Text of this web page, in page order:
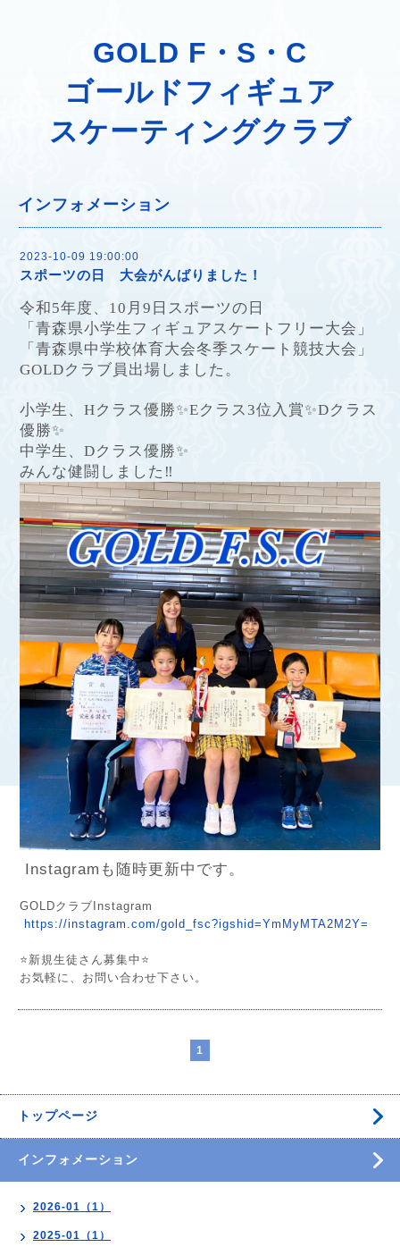
GOLD F・S・C
ゴールドフィギュア
スケーティングクラブ
インフォメーション
2023-10-09 19:00:00
スポーツの日 大会がんばりました！
令和5年度、 10 月 9 日スポーツの日
「青森県小学生フィギュアスケートフリー大会」
「青森県中学校体育大会冬季スケート競技大会」
GOLDクラブ員出場しました。
小学生、 Hクラス優勝✨Eクラス3位入賞✨Dクラス
優勝✨
中学生、 Dクラス優勝✨
みんな健闘しました ‼︎
Instagramも随時更新中です。
GOLDクラブInstagram
https://instagram.com/gold_fsc?igshid=YmMyMTA2M2Y=
⭐️新規生徒さん募集中⭐️
お気軽に、お問い合わせ下さい。
1
トップページ
インフォメーション
2026-01（1）
2025-01（1）